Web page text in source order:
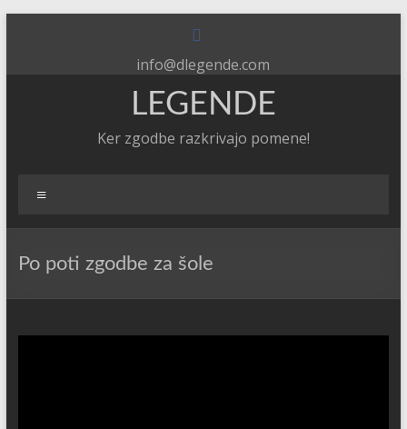
info@dlegende.com
LEGENDE
Ker zgodbe razkrivajo pomene!
Po poti zgodbe za šole